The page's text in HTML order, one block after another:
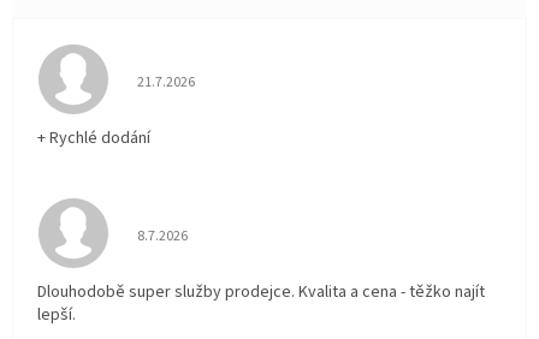
Hodnocení obchodu je 5 z 5 hvězdiček.
21.7.2026
+ Rychlé dodání
Hodnocení obchodu je 5 z 5 hvězdiček.
8.7.2026
Dlouhodobě super služby prodejce. Kvalita a cena - těžko najít
lepší.